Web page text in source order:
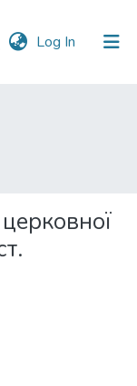
Log In (current)